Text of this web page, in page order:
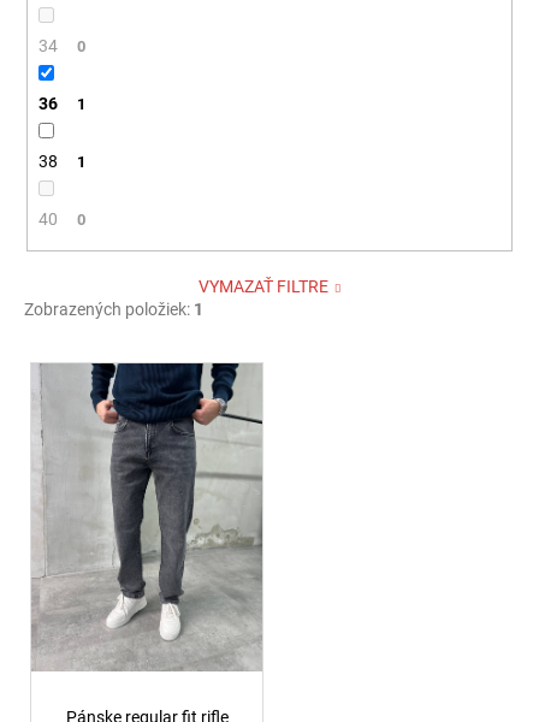
34 0
36 1
38 1
40 0
VYMAZAŤ FILTRE
Zobrazených položiek: 1
V
o
d
u
k
Pánske regular fit rifle